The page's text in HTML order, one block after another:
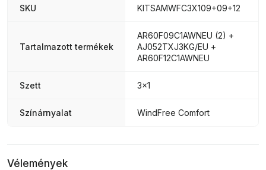
SKU KITSAMWFC3X109+09+12
Tartalmazott termékek
AR60F09C1AWNEU (2) +
AJ052TXJ3KG/EU +
AR60F12C1AWNEU
Szett 3x1
Színárnyalat WindFree Comfort
Vélemények